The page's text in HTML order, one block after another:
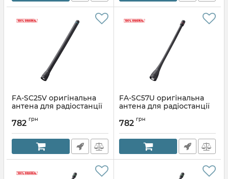
FA-SC25V оригінальна
антена для радіостанції
Артикул:
782 грн
FA-SC57U оригінальна
антена для радіостанції
Артикул:
782 грн